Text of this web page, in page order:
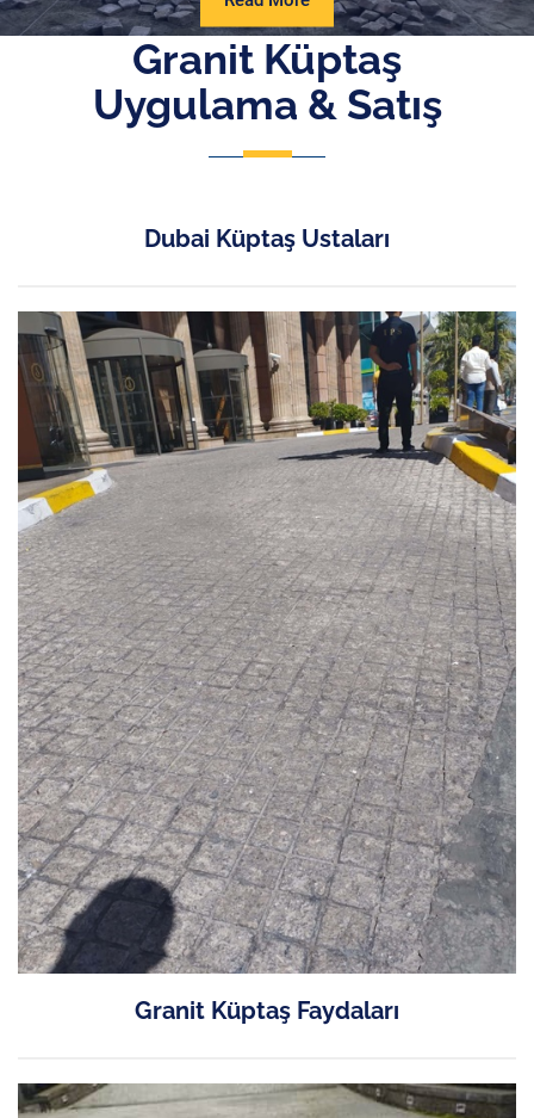
More
Granit Küptaş
Uygulama & Satış
Dubai Küptaş Ustaları
Granit Küptaş Faydaları